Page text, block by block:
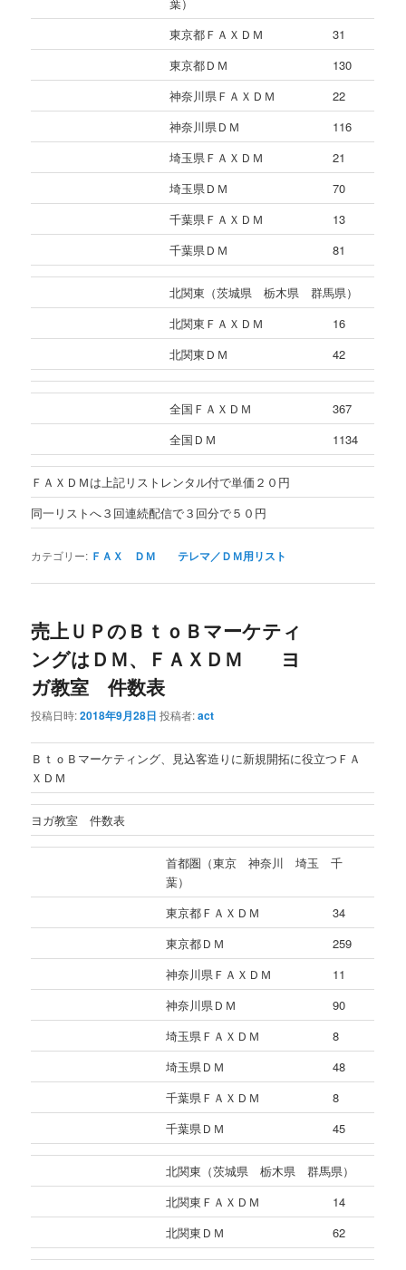
東京都ＦＡＸＤＭ
31
東京都ＤＭ
130
神奈川県ＦＡＸＤＭ
22
神奈川県ＤＭ
116
埼玉県ＦＡＸＤＭ
21
埼玉県ＤＭ
70
千葉県ＦＡＸＤＭ
13
千葉県ＤＭ
81
北関東（茨城県 栃木県 群馬県）
北関東ＦＡＸＤＭ
16
北関東ＤＭ
42
全国ＦＡＸＤＭ
367
全国ＤＭ
1134
ＦＡＸＤＭは上記リストレンタル付で単価２０円
同一リストへ３回連続配信で３回分で５０円
カテゴリー: ＦＡＸ ＤＭ テレマ／ＤＭ用リスト
売上ＵＰのＢｔｏＢマーケティ
ングはＤＭ、ＦＡＸＤＭ ヨ
ガ教室 件数表
投稿日時:2018年9月28日 投稿者:act
ＢｔｏＢマーケティング、見込客造りに新規開拓に役立つＦＡ
ＸＤＭ
ヨガ教室 件数表
首都圏（東京 神奈川 埼玉 千
葉）
東京都ＦＡＸＤＭ
34
東京都ＤＭ
259
神奈川県ＦＡＸＤＭ
11
神奈川県ＤＭ
90
埼玉県ＦＡＸＤＭ
8
埼玉県ＤＭ
48
千葉県ＦＡＸＤＭ
8
千葉県ＤＭ
45
北関東（茨城県 栃木県 群馬県）
北関東ＦＡＸＤＭ
14
北関東ＤＭ
62